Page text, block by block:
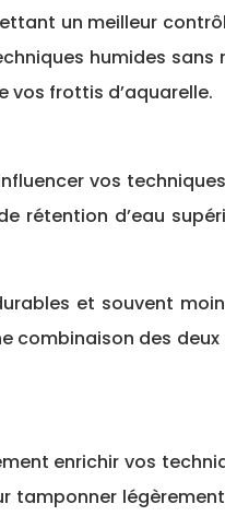
un meilleur
humides
frottis d’aquarelle.
vos
rétention d’eau
et souvent
des
enrichir vos